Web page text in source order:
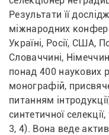
Результати її
міжнародних
Україні, Росії, США,
Словаччині,
понад 400 наукових
монографій,
питанням
синтетичної
3, 4). Вона веде